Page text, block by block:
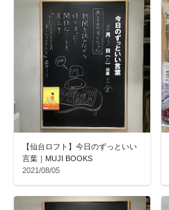
【仙台ロフト】今日のずっといい
言葉｜MUJI BOOKS
2021/08/05